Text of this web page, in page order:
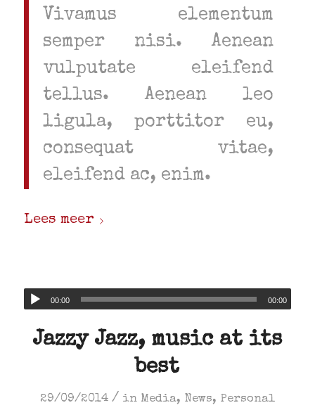
Vivamus elementum
semper nisi. Aenean
vulputate eleifend
tellus. Aenean leo
ligula, porttitor eu,
consequat vitae,
eleifend ac, enim.
Lees meer
00:00 00:00
Jazzy Jazz, music at its
best
29/09/2014 / in Media, News, Personal